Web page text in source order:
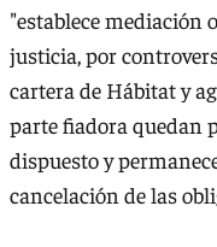
"establece mediación
justicia, por
cartera de Hábitat y
parte fiadora quedan
dispuesto y
cancelación de las